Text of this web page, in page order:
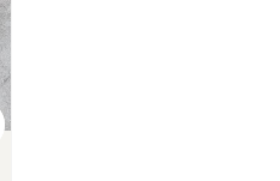
ダーを探していて、金額も
ですぐに決めました！ それ
も大きな決め手で、良い買
足しております。